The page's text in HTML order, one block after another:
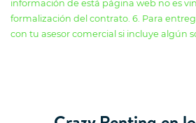
información de está página web no es
formalización del contrato. 6. Para
con tu asesor comercial si incluye algún